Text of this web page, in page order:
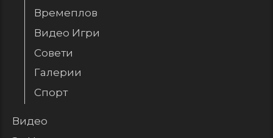
Времеплов
Видео Игри
Совети
Галерии
Спорт
Видео